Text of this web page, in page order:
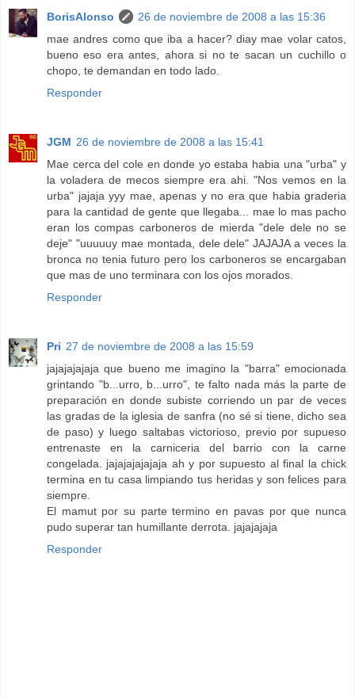
BorisAlonso
26 de noviembre de 2008 a las 15:36
mae andres como que iba a hacer? diay mae volar catos,
bueno eso era antes, ahora si no te sacan un cuchillo o
chopo, te demandan en todo lado.
Responder
JGM 26 de noviembre de 2008 a las 15:41
Mae cerca del cole en donde yo estaba habia una "urba" y
la voladera de mecos siempre era ahi. "Nos vemos en la
urba" jajaja yyy mae, apenas y no era que habia graderia
para la cantidad de gente que llegaba... mae lo mas pacho
eran los compas carboneros de mierda "dele dele no se
deje" "uuuuuy mae montada, dele dele" JAJAJA a veces la
bronca no tenia futuro pero los carboneros se encargaban
que mas de uno terminara con los ojos morados.
Responder
Pri 27 de noviembre de 2008 a las 15:59
jajajajajaja que bueno me imagino la "barra" emocionada
grintando "b...urro, b...urro", te falto nada más la parte de
preparación en donde subiste corriendo un par de veces
las gradas de la iglesia de sanfra (no sé si tiene, dicho sea
de paso) y luego saltabas victorioso, previo por supueso
entrenaste en la carniceria del barrio con la carne
congelada. jajajajajajaja ah y por supuesto al final la chick
termina en tu casa limpiando tus heridas y son felices para
siempre.
El mamut por su parte termino en pavas por que nunca
pudo superar tan humillante derrota. jajajajaja
Responder